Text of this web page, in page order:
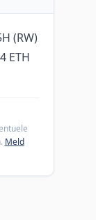
(RW)
ETH
Meld